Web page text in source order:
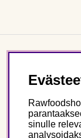
Seuraa meitä
sinulle